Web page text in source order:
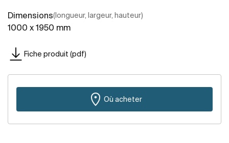
Dimensions(longueur, largeur, hauteur)
1000 x 1950 mm
Fiche produit (pdf)
Où acheter